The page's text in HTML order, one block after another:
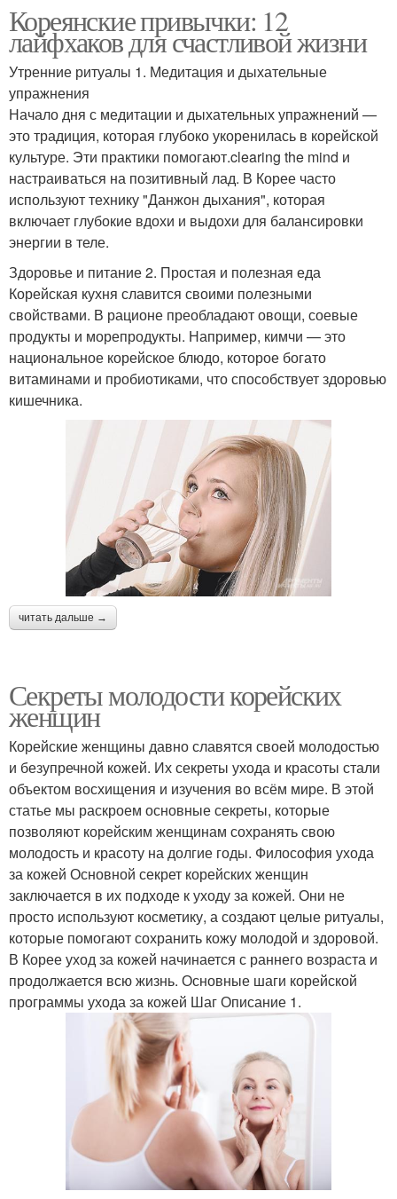
Кореянские привычки: 12
лайфхаков для счастливой жизни
Утренние ритуалы 1. Медитация и дыхательные
упражнения
Начало дня с медитации и дыхательных упражнений —
это традиция, которая глубоко укоренилась в корейской
культуре. Эти практики помогают.clearing the mind и
настраиваться на позитивный лад. В Корее часто
используют технику "Данжон дыхания", которая
включает глубокие вдохи и выдохи для балансировки
энергии в теле.
Здоровье и питание 2. Простая и полезная еда
Корейская кухня славится своими полезными
свойствами. В рационе преобладают овощи, соевые
продукты и морепродукты. Например, кимчи — это
национальное корейское блюдо, которое богато
витаминами и пробиотиками, что способствует здоровью
кишечника.
читать дальше →
Секреты молодости корейских
женщин
Корейские женщины давно славятся своей молодостью
и безупречной кожей. Их секреты ухода и красоты стали
объектом восхищения и изучения во всём мире. В этой
статье мы раскроем основные секреты, которые
позволяют корейским женщинам сохранять свою
молодость и красоту на долгие годы. Философия ухода
за кожей Основной секрет корейских женщин
заключается в их подходе к уходу за кожей. Они не
просто используют косметику, а создают целые ритуалы,
которые помогают сохранить кожу молодой и здоровой.
В Корее уход за кожей начинается с раннего возраста и
продолжается всю жизнь. Основные шаги корейской
программы ухода за кожей Шаг Описание 1.